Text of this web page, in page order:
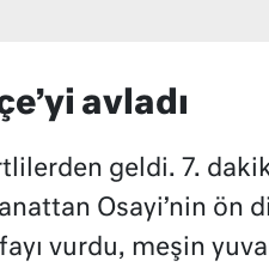
avladı
geldi. 7.
Osayi’nin ön
vurdu, meşin